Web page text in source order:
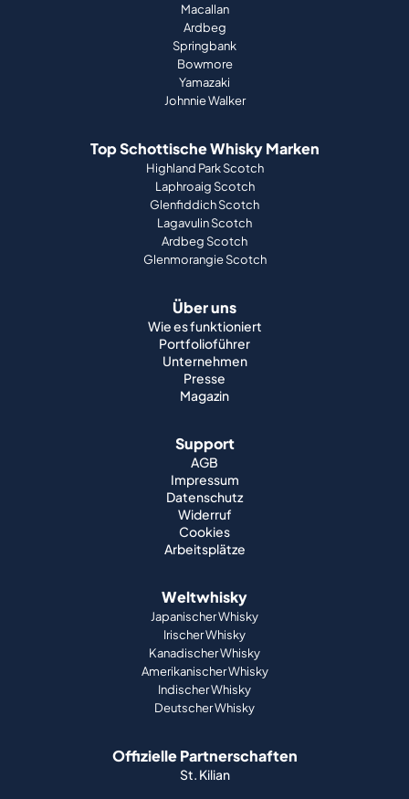
Macallan
Ardbeg
Springbank
Bowmore
Yamazaki
Johnnie Walker
Top Schottische Whisky Marken
Highland Park Scotch
Laphroaig Scotch
Glenfiddich Scotch
Lagavulin Scotch
Ardbeg Scotch
Glenmorangie Scotch
Über uns
Wie es funktioniert
Portfolioführer
Unternehmen
Presse
Magazin
Support
AGB
Impressum
Datenschutz
Widerruf
Cookies
Arbeitsplätze
Weltwhisky
Japanischer Whisky
Irischer Whisky
Kanadischer Whisky
Amerikanischer Whisky
Indischer Whisky
Deutscher Whisky
Offizielle Partnerschaften
St. Kilian